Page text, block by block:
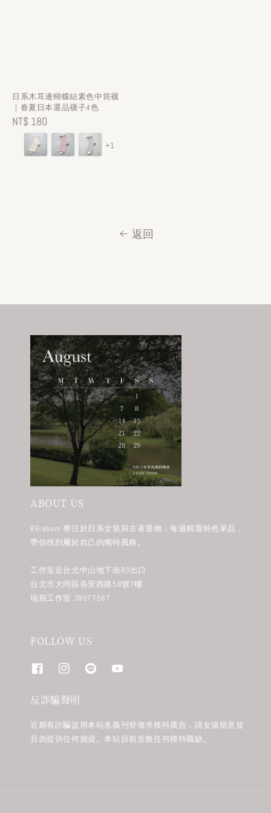
日系木耳邊蝴蝶結素色中筒襪
｜春夏日本選品襪子4色
Regular
price
NT$ 180
+1
返回
ABOUT US
REreburn 專注於日系女裝與古著選物，每週精選特色單品，
帶你找到屬於自己的獨特風格。
工作室近台北中山地下街R3出口
台北市大同區長安西路58號7樓
瑞朋工作室 38577587
FOLLOW US
反詐騙聲明
近期有詐騙盜用本站名義刊登徵求模特廣告，請女孩留意並
且勿提供任何個資。本站目前並無任何模特職缺。